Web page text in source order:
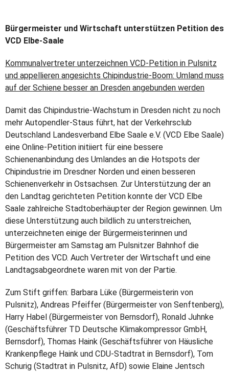
Bürgermeister und Wirtschaft unterstützen Petition des
VCD Elbe-Saale
Kommunalvertreter unterzeichnen VCD-Petition in Pulsnitz
und appellieren angesichts Chipindustrie-Boom: Umland muss
auf der Schiene besser an Dresden angebunden werden
Damit das Chipindustrie-Wachstum in Dresden nicht zu noch
mehr Autopendler-Staus führt, hat der Verkehrsclub
Deutschland Landesverband Elbe Saale e.V. (VCD Elbe Saale)
eine Online-Petition initiiert für eine bessere
Schienenanbindung des Umlandes an die Hotspots der
Chipindustrie im Dresdner Norden und einen besseren
Schienenverkehr in Ostsachsen. Zur Unterstützung der an
den Landtag gerichteten Petition konnte der VCD Elbe
Saale zahlreiche Stadtoberhäupter der Region gewinnen. Um
diese Unterstützung auch bildlich zu unterstreichen,
unterzeichneten einige der Bürgermeisterinnen und
Bürgermeister am Samstag am Pulsnitzer Bahnhof die
Petition des VCD. Auch Vertreter der Wirtschaft und eine
Landtagsabgeordnete waren mit von der Partie.
Zum Stift griffen: Barbara Lüke (Bürgermeisterin von
Pulsnitz), Andreas Pfeiffer (Bürgermeister von Senftenberg),
Harry Habel (Bürgermeister von Bernsdorf), Ronald Juhnke
(Geschäftsführer TD Deutsche Klimakompressor GmbH,
Bernsdorf), Thomas Haink (Geschäftsführer von Häusliche
Krankenpflege Haink und CDU-Stadtrat in Bernsdorf), Tom
Schurig (Stadtrat in Pulsnitz, AfD) sowie Elaine Jentsch